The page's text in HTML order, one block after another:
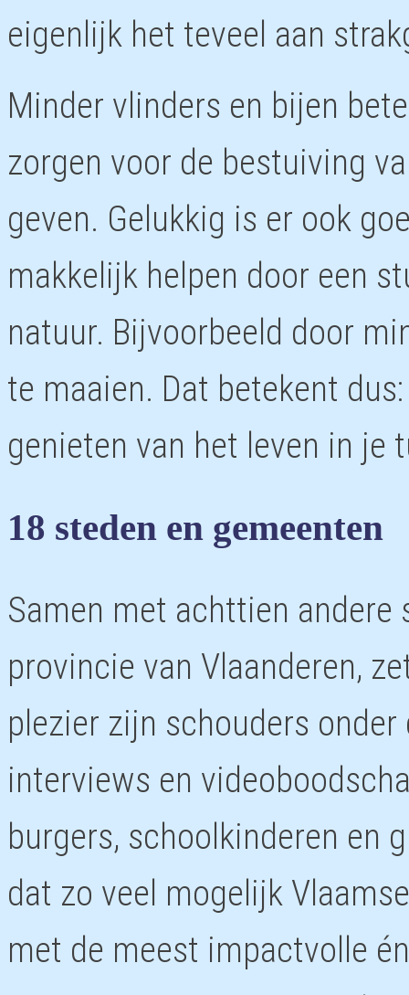
eigenlijk het teveel aan
Minder vlinders en bijen
zorgen voor de bestuiving
geven. Gelukkig is er ook
makkelijk helpen door een
natuur. Bijvoorbeeld door
te maaien. Dat betekent
genieten van het leven in je
18 steden en gemeenten
Samen met achttien andere
provincie van Vlaanderen,
plezier zijn schouders
interviews en
burgers, schoolkinderen en
dat zo veel mogelijk
met de meest impactvolle